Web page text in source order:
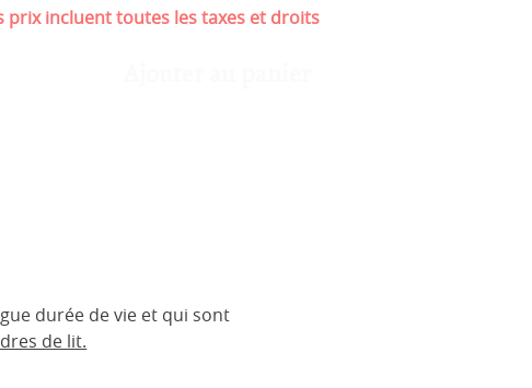
prix incluent toutes les taxes et droits
durée de vie et qui sont
de lit.